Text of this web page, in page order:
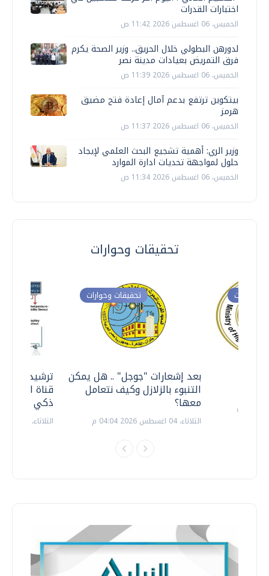
اختبارات القدرات
الخميس، 06 اغسطس 2026 11:42 ص
لدورهن البطولي خلال الحريق.. وزير الصحة يكرم
فرق التمريض بعيادات مدينة نصر
الخميس، 06 اغسطس 2026 11:39 ص
بيتكوين ترتفع بدعم آمال إعادة فتح مضيق
هرمز
الخميس، 06 اغسطس 2026 11:37 ص
وزير الري: أهمية تشجيع البحث العلمي لإيجاد
حلول لمواجهة تحديات ادارة الموارد
الخميس، 06 اغسطس 2026 11:34 ص
تحقيقات وحوارات
ترشيدا
قناة
ذكي
الثلاثاء، 14 يوليو 2026 06:11 م
تحقيقات وحوارات
بعد إشعارات "جوجل" .. هل يمكن
التنبوء بالزلازل وكيف نتعامل
معها؟
الثلاثاء، 04 اغسطس 2026 04:04 م
وحوارات